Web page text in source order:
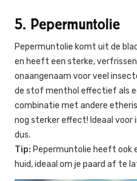
5. Pepermuntolie
Pepermuntolie komt uit de
en heeft een sterke,
onaangenaam voor veel
de stof menthol effectief als
combinatie met andere
nog sterker effect! Ideaal voor
dus.
Tip: Pepermuntolie heeft ook
huid, ideaal om je paard af te